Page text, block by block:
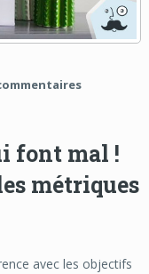
font mal !
métriques
avec les objectifs